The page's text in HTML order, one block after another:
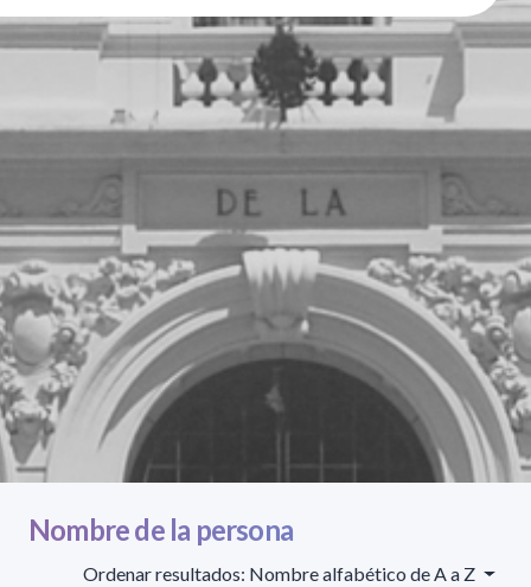
Nombre de la persona
Ordenar resultados: Nombre alfabético de A a Z